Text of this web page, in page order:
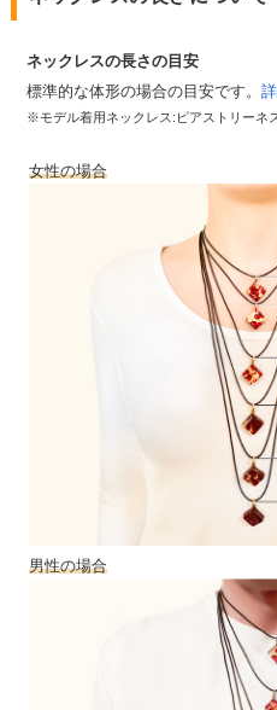
ネックレスの長さの目安
標準的な体形の場合の目安です。
※モデル着用ネックレス:ピアストリーネ
女性の場合
男性の場合